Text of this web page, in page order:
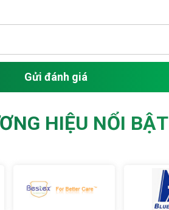
Gửi đánh giá
HIỆU NỔI BẬT